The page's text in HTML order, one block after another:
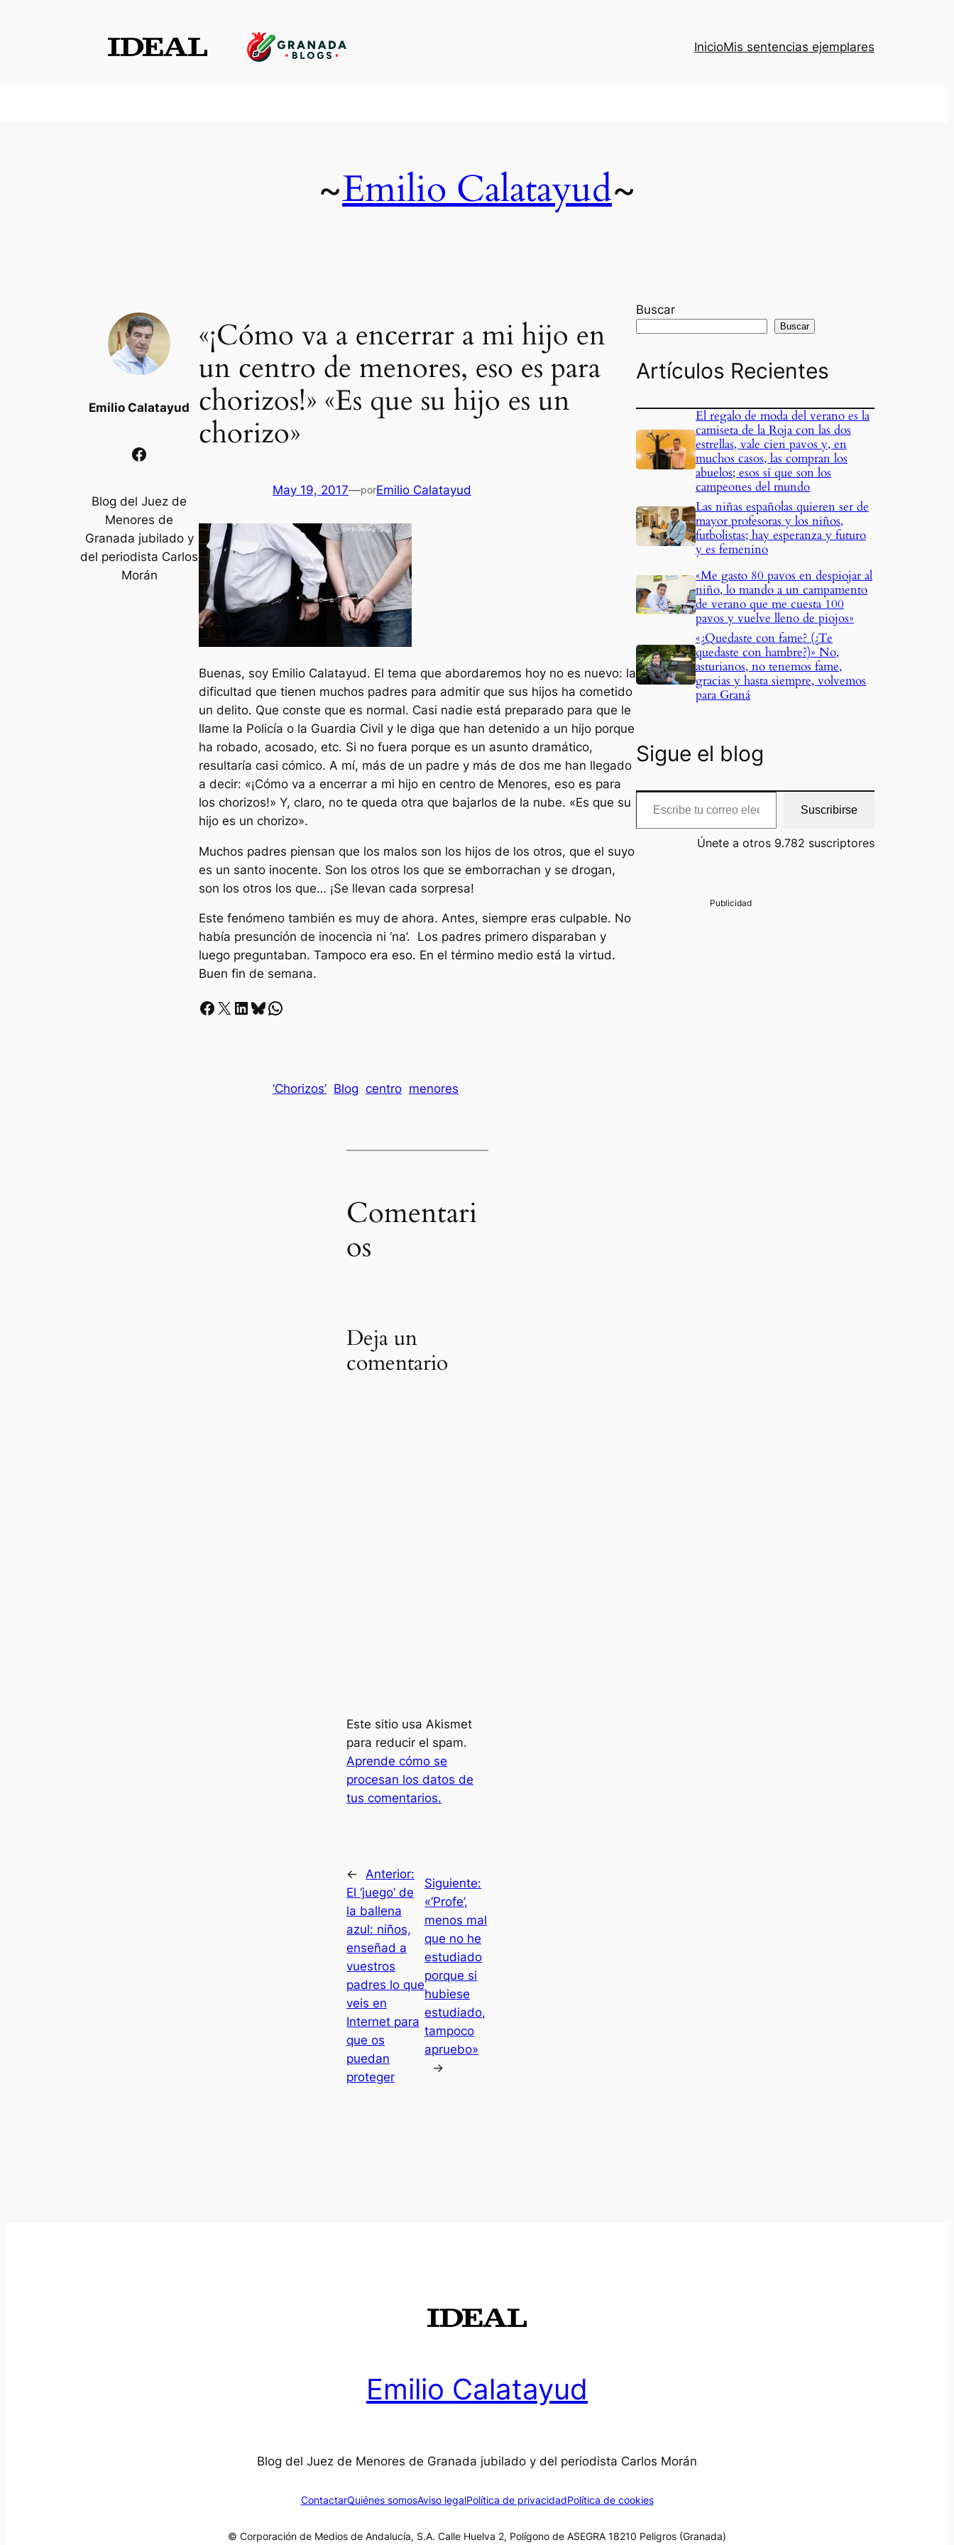
InicioMis sentencias ejemplares
~Emilio Calatayud~
Emilio Calatayud
Facebook
Blog del Juez de
Menores de
Granada jubilado y
del periodista Carlos
Morán
«¡Cómo va a encerrar a mi hijo en
un centro de menores, eso es para
chorizos!» «Es que su hijo es un
chorizo»
May 19, 2017—porEmilio Calatayud
Buenas, soy Emilio Calatayud. El tema que abordaremos hoy no es nuevo: la
dificultad que tienen muchos padres para admitir que sus hijos ha cometido
un delito. Que conste que es normal. Casi nadie está preparado para que le
llame la Policía o la Guardia Civil y le diga que han detenido a un hijo porque
ha robado, acosado, etc. Si no fuera porque es un asunto dramático,
resultaría casi cómico. A mí, más de un padre y más de dos me han llegado
a decir: «¡Cómo va a encerrar a mi hijo en centro de Menores, eso es para
los chorizos!» Y, claro, no te queda otra que bajarlos de la nube. «Es que su
hijo es un chorizo».
Muchos padres piensan que los malos son los hijos de los otros, que el suyo
es un santo inocente. Son los otros los que se emborrachan y se drogan,
son los otros los que… ¡Se llevan cada sorpresa!
Este fenómeno también es muy de ahora. Antes, siempre eras culpable. No
había presunción de inocencia ni ‘na’. Los padres primero disparaban y
luego preguntaban. Tampoco era eso. En el término medio está la virtud.
Buen fin de semana.
Facebook X LinkedIn Bluesky Whatsapp
‘Chorizos’ Blog centro menores
Comentari
os
Deja un
comentario
Este sitio usa Akismet
para reducir el spam.
Aprende cómo se
procesan los datos de
tus comentarios.
← Anterior:
El ‘juego’ de
la ballena
azul: niños,
enseñad a
vuestros
padres lo que
veis en
Internet para
que os
puedan
proteger
Siguiente:
«‘Profe’,
menos mal
que no he
estudiado
porque si
hubiese
estudiado,
tampoco
apruebo»
→
Buscar
Buscar
Artículos Recientes
El regalo de moda del verano es la
camiseta de la Roja con las dos
estrellas, vale cien pavos y, en
muchos casos, las compran los
abuelos; esos sí que son los
campeones del mundo
Las niñas españolas quieren ser de
mayor profesoras y los niños,
futbolistas; hay esperanza y futuro
y es femenino
«Me gasto 80 pavos en despiojar al
niño, lo mando a un campamento
de verano que me cuesta 100
pavos y vuelve lleno de piojos»
«¿Quedaste con fame? (¿Te
quedaste con hambre?)» No,
asturianos, no tenemos fame,
gracias y hasta siempre, volvemos
para Graná
Sigue el blog
Escribe tu correo electrónico…
Suscribirse
Únete a otros 9.782 suscriptores
Emilio Calatayud
Blog del Juez de Menores de Granada jubilado y del periodista Carlos Morán
ContactarQuiénes somosAviso legalPolítica de privacidadPolítica de cookies
© Corporación de Medios de Andalucía, S.A. Calle Huelva 2, Polígono de ASEGRA 18210 Peligros (Granada)